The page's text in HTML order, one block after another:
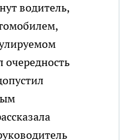
водитель,
очередность